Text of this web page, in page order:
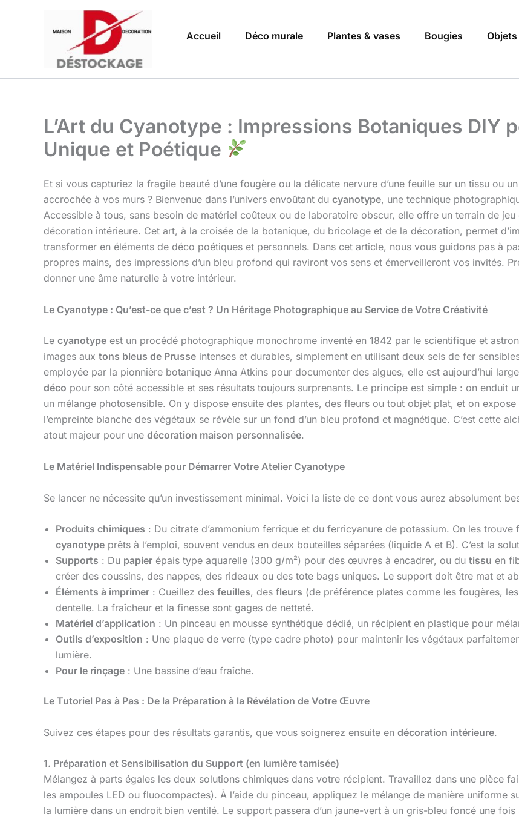
Accueil Déco murale Plantes & vases Bougies
L’Art du Cyanotype : Impressions Botaniques DIY
Unique et Poétique
Et si vous capturiez la fragile beauté d’une fougère ou la délicate nervure d’une feuille sur un tissu ou
accrochée à vos murs ? Bienvenue dans l’univers envoûtant du cyanotype, une technique
Accessible à tous, sans besoin de matériel coûteux ou de laboratoire obscur, elle offre un terrain de
décoration intérieure. Cet art, à la croisée de la botanique, du bricolage et de la décoration, permet
transformer en éléments de déco poétiques et personnels. Dans cet article, nous vous guidons pas à
propres mains, des impressions d’un bleu profond qui raviront vos sens et émerveilleront vos invités.
donner une âme naturelle à votre intérieur.
Le Cyanotype : Qu’est-ce que c’est ? Un Héritage Photographique au Service de Votre Créativité
Le cyanotype est un procédé photographique monochrome inventé en 1842 par le scientifique et
images aux tons bleus de Prusse intenses et durables, simplement en utilisant deux sels de fer
employée par la pionnière botanique Anna Atkins pour documenter des algues, elle est aujourd’hui
déco pour son côté accessible et ses résultats toujours surprenants. Le principe est simple : on enduit
un mélange photosensible. On y dispose ensuite des plantes, des fleurs ou tout objet plat, et on
l’empreinte blanche des végétaux se révèle sur un fond d’un bleu profond et magnétique. C’est cette
atout majeur pour une décoration maison personnalisée.
Le Matériel Indispensable pour Démarrer Votre Atelier Cyanotype
Se lancer ne nécessite qu’un investissement minimal. Voici la liste de ce dont vous aurez absolument
Produits chimiques : Du citrate d’ammonium ferrique et du ferricyanure de potassium. On les
cyanotype prêts à l’emploi, souvent vendus en deux bouteilles séparées (liquide A et B). C’est la
Supports : Du papier épais type aquarelle (300 g/m²) pour des œuvres à encadrer, ou du tissu en
créer des coussins, des nappes, des rideaux ou des tote bags uniques. Le support doit être mat et
Éléments à imprimer : Cueillez des feuilles, des fleurs (de préférence plates comme les fougères,
dentelle. La fraîcheur et la finesse sont gages de netteté.
Matériel d’application : Un pinceau en mousse synthétique dédié, un récipient en plastique pour
Outils d’exposition : Une plaque de verre (type cadre photo) pour maintenir les végétaux
lumière.
Pour le rinçage : Une bassine d’eau fraîche.
Le Tutoriel Pas à Pas : De la Préparation à la Révélation de Votre Œuvre
Suivez ces étapes pour des résultats garantis, que vous soignerez ensuite en décoration intérieure.
1. Préparation et Sensibilisation du Support (en lumière tamisée)
Mélangez à parts égales les deux solutions chimiques dans votre récipient. Travaillez dans une pièce
les ampoules LED ou fluocompactes). À l’aide du pinceau, appliquez le mélange de manière uniforme
la lumière dans un endroit bien ventilé. Le support passera d’un jaune-vert à un gris-bleu foncé une fois